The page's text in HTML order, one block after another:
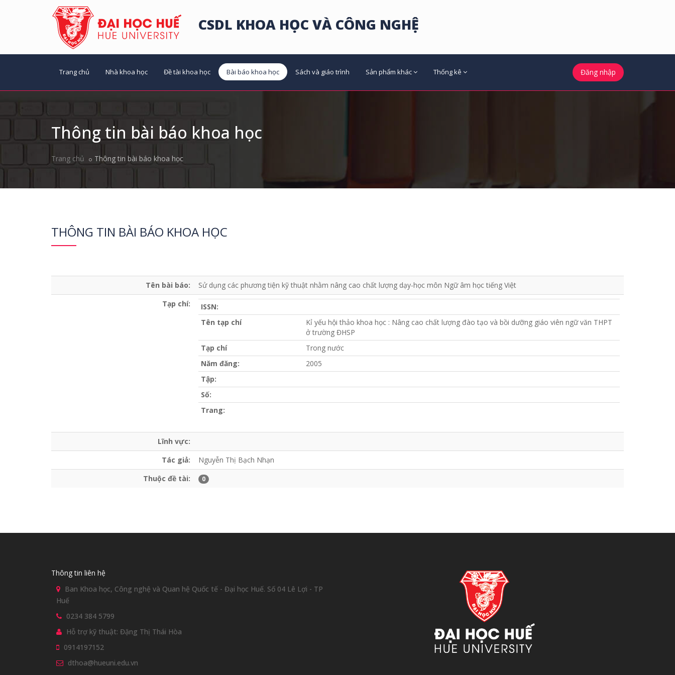
CSDL KHOA HỌC VÀ CÔNG NGHỆ
Trang chủ Nhà khoa học Đề tài khoa học Bài báo khoa học Sách và giáo trình Sản phẩm khác Thống kê Đăng nhập
Thông tin bài báo khoa học
Trang chủ Thông tin bài báo khoa học
THÔNG TIN BÀI BÁO KHOA HỌC
Tên bài báo:
Sử dụng các phương tiện kỹ thuật nhằm nâng cao chất lượng dạy-học môn Ngữ âm học tiếng Việt
Tạp chí:
ISSN:
Tên tạp chí
Kỉ yếu hội thảo khoa học : Nâng cao chất lượng đào tạo và bồi dưỡng giáo viên ngữ văn THPT
ở trường ĐHSP
Tạp chí
Trong nước
Năm đăng:
2005
Tập:
Số:
Trang:
Lĩnh vực:
Tác giả:
Nguyễn Thị Bạch Nhạn
Thuộc đề tài:
0
Thông tin liên hệ
Ban Khoa học, Công nghệ và Quan hệ Quốc tế - Đại học Huế. Số 04 Lê Lợi - TP
Huế
0234 384 5799
Hỗ trợ kỹ thuật: Đặng Thị Thái Hòa
0914197152
dthoa@hueuni.edu.vn